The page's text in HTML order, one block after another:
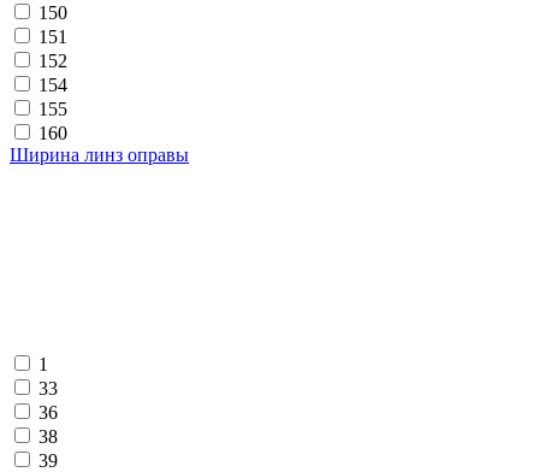
150
151
152
154
155
160
Ширина линз оправы
1
33
36
38
39